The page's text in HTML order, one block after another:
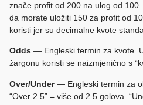
znače profit od 200 na ulog od
da morate uložiti 150 za profit od
koristi jer su decimalne kvote
Odds — Engleski termin za kvote.
žargonu koristi se naizmjenično s
Over/Under— Engleski termin za
“Over 2.5” = više od 2.5 golova.